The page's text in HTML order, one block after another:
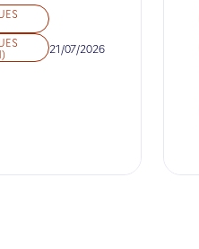
21/07/2026